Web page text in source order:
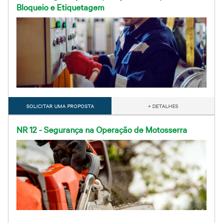
Bloqueio e Etiquetagem
SOLICITAR UMA PROPOSTA + DETALHES
NR 12 - Segurança na Operação de Motosserra